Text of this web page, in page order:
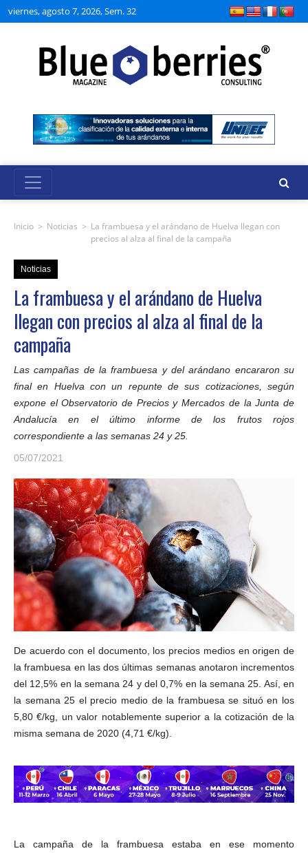
viernes, agosto 7, 2026, Sem. 32
Inicio > Noticias > La frambuesa y el arándano de Huelva llegan con
precios al alza al final de la campaña
Noticias
La frambuesa y el arándano de Huelva
llegan con precios al alza al final de la
campaña
Las campañas de la frambuesa y del arándano encararon su
final en Huelva con un repunte de sus cotizaciones, según
expone el Observatorio de Precios y Mercados de la Junta de
Andalucía en el último informe de los frutos rojos
correspondiente a las semanas 24 y 25.
05/07/2021
De acuerdo con el documento, los precios medios en origen de
la frambuesa en las dos últimas semanas anotaron incrementos
del 12,5% en la semana 24 y del 0,7% en la semana 25. Así, en
la semana 25 el precio medio de la frambuesa se situó en los
5,80 €/kg, un valor notablemente superior a la cotización de la
misma semana de 2020 (4,71 €/kg).
La campaña de la frambuesa estaba en ese momento